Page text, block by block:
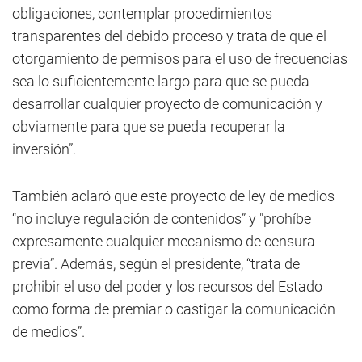
obligaciones, contemplar procedimientos
transparentes del debido proceso y trata de que el
otorgamiento de permisos para el uso de frecuencias
sea lo suficientemente largo para que se pueda
desarrollar cualquier proyecto de comunicación y
obviamente para que se pueda recuperar la
inversión”.
También aclaró que este proyecto de ley de medios
“no incluye regulación de contenidos” y "prohíbe
expresamente cualquier mecanismo de censura
previa”. Además, según el presidente, “trata de
prohibir el uso del poder y los recursos del Estado
como forma de premiar o castigar la comunicación
de medios”.